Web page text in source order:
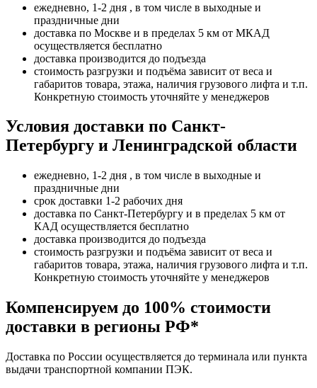
ежедневно, 1-2 дня , в том числе в выходные и
праздничные дни
доставка по Москве и в пределах 5 км от МКАД
осуществляется бесплатно
доставка производится до подъезда
стоимость разгрузки и подъёма зависит от веса и
габаритов товара, этажа, наличия грузового лифта и т.п.
Конкретную стоимость уточняйте у менеджеров
Условия доставки по Санкт-
Петербургу и Ленинградской области
ежедневно, 1-2 дня , в том числе в выходные и
праздничные дни
срок доставки 1-2 рабочих дня
доставка по Санкт-Петербургу и в пределах 5 км от
КАД осуществляется бесплатно
доставка производится до подъезда
стоимость разгрузки и подъёма зависит от веса и
габаритов товара, этажа, наличия грузового лифта и т.п.
Конкретную стоимость уточняйте у менеджеров
Компенсируем до 100% стоимости
доставки в регионы РФ*
Доставка по России осуществляется до терминала или пункта
выдачи транспортной компании ПЭК.